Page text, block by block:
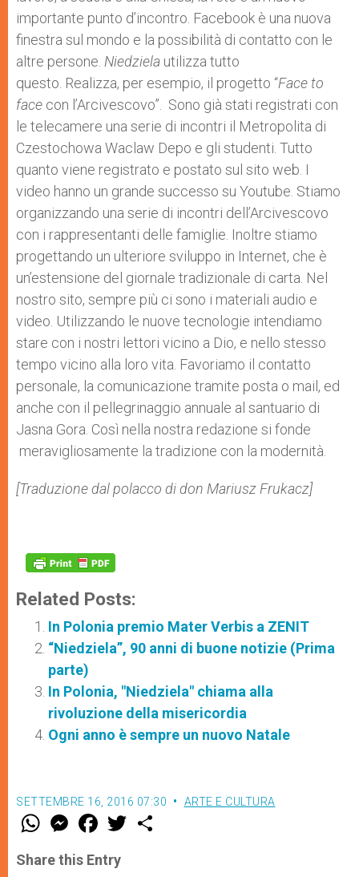
importante punto d’incontro. Facebook è una nuova
finestra sul mondo e la possibilità di contatto con le
altre persone. Niedziela utilizza tutto
questo. Realizza, per esempio, il progetto “Face to
face con l’Arcivescovo”. Sono già stati registrati con
le telecamere una serie di incontri il Metropolita di
Czestochowa Waclaw Depo e gli studenti. Tutto
quanto viene registrato e postato sul sito web. I
video hanno un grande successo su Youtube. Stiamo
organizzando una serie di incontri dell’Arcivescovo
con i rappresentanti delle famiglie. Inoltre stiamo
progettando un ulteriore sviluppo in Internet, che è
un’estensione del giornale tradizionale di carta. Nel
nostro sito, sempre più ci sono i materiali audio e
video. Utilizzando le nuove tecnologie intendiamo
stare con i nostri lettori vicino a Dio, e nello stesso
tempo vicino alla loro vita. Favoriamo il contatto
personale, la comunicazione tramite posta o mail, ed
anche con il pellegrinaggio annuale al santuario di
Jasna Gora. Così nella nostra redazione si fonde
meravigliosamente la tradizione con la modernità.
[Traduzione dal polacco di don Mariusz Frukacz]
Related Posts:
In Polonia premio Mater Verbis a ZENIT
“Niedziela”, 90 anni di buone notizie (Prima
parte)
In Polonia, "Niedziela" chiama alla
rivoluzione della misericordia
Ogni anno è sempre un nuovo Natale
SETTEMBRE 16, 2016 07:30 ARTE E CULTURA
W
t
s
M
e
s
e
F
a
e
b
w
Share this Entry